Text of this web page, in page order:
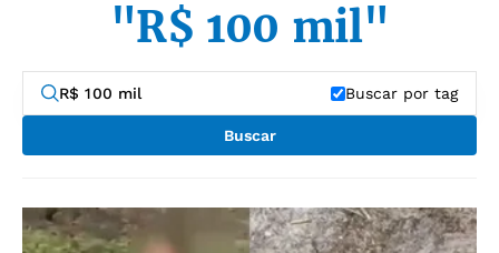
"R$ 100 mil"
Buscar por tag
Buscar